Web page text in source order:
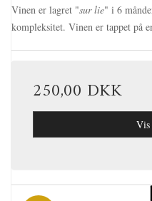
Vinen er lagret "sur lie" i 6
kompleksitet. Vinen er tappet på
250,00 DKK
Vis